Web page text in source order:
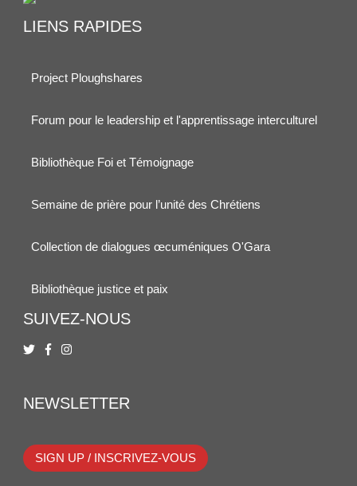
LIENS RAPIDES
Project Ploughshares
Forum pour le leadership et l'apprentissage interculturel
Bibliothèque Foi et Témoignage
Semaine de prière pour l’unité des Chrétiens
Collection de dialogues œcuméniques O'Gara
Bibliothèque justice et paix
SUIVEZ-NOUS
NEWSLETTER
SIGN UP / INSCRIVEZ-VOUS